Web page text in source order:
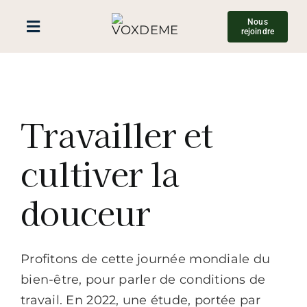
contenu
Toggle
Navigation
Nous connaître
Blog
Développer ses compétences
Ressources
Contact
Nous
rejoindre
Travailler et
cultiver la
douceur
Profitons de cette journée mondiale du
bien-être, pour parler de conditions de
travail. En 2022, une étude, portée par